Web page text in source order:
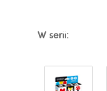
Książeczka
pokazywania
W serii: